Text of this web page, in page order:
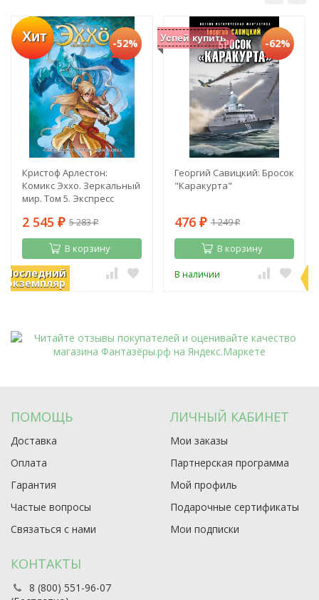
Хит
Последний
экземпляр
-52%
Кристоф Арлестон:
Комикс Эххо. Зеркальный
мир. Том 5. Экспресс
Призрак в Пекине
2 545 ₽ 5 283₽
В корзину
В наличии
Успей купить -62%
Георгий Савицкий: Бросок
"Каракурта"
476 ₽ 1 249₽
В корзину
В наличии
ПОМОЩЬ
Доставка
Оплата
Гарантия
Частые вопросы
Связаться с нами
ЛИЧНЫЙ КАБИНЕТ
Мои заказы
Партнерская программа
Мой профиль
Подарочные сертификаты
Мои подписки
КОНТАКТЫ
8 (800) 551-96-07